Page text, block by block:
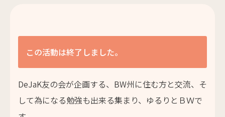
この活動は終了しました。
DeJaK友の会が企画する、 BW州に住む方と交流、 そ
して為になる勉強も出来る集まり、ゆるりとＢＷで